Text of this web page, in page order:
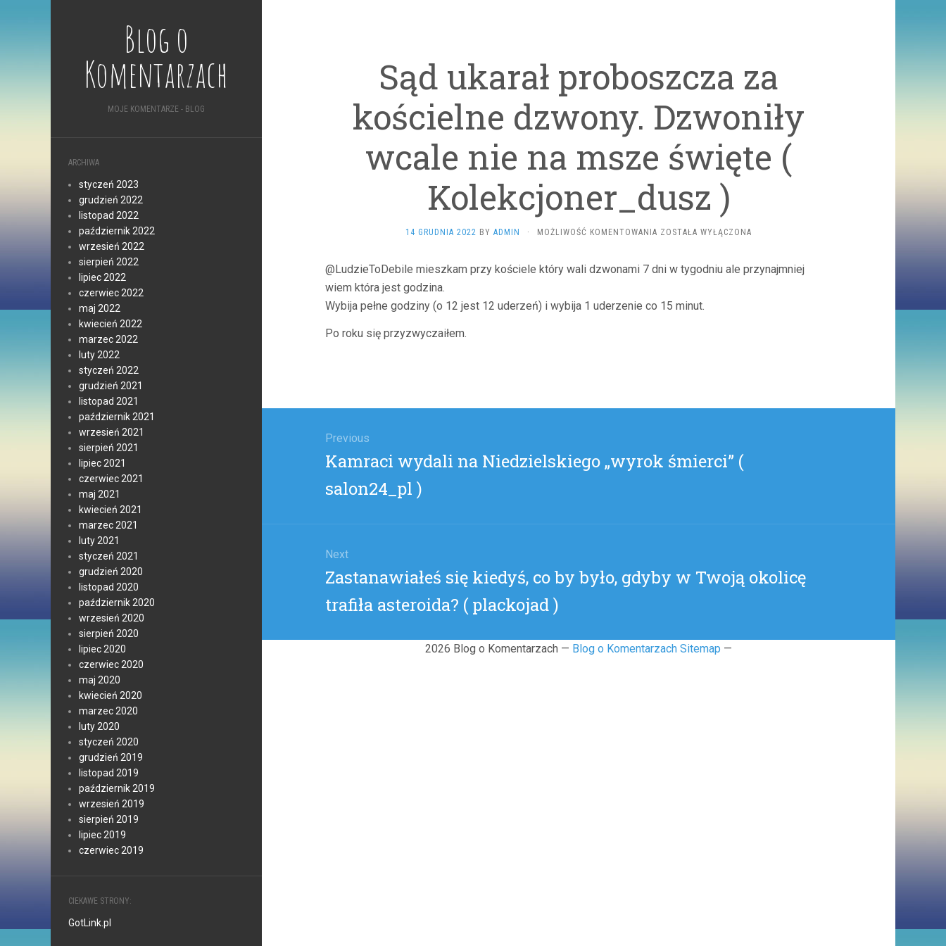
Blog o
Komentarzach
MOJE KOMENTARZE - BLOG
ARCHIWA
styczeń 2023
grudzień 2022
listopad 2022
październik 2022
wrzesień 2022
sierpień 2022
lipiec 2022
czerwiec 2022
maj 2022
kwiecień 2022
marzec 2022
luty 2022
styczeń 2022
grudzień 2021
listopad 2021
październik 2021
wrzesień 2021
sierpień 2021
lipiec 2021
czerwiec 2021
maj 2021
kwiecień 2021
marzec 2021
luty 2021
styczeń 2021
grudzień 2020
listopad 2020
październik 2020
wrzesień 2020
sierpień 2020
lipiec 2020
czerwiec 2020
maj 2020
kwiecień 2020
marzec 2020
luty 2020
styczeń 2020
grudzień 2019
listopad 2019
październik 2019
wrzesień 2019
sierpień 2019
lipiec 2019
czerwiec 2019
CIEKAWE STRONY:
GotLink.pl
Sąd ukarał proboszcza za
kościelne dzwony. Dzwoniły
wcale nie na msze święte (
Kolekcjoner_dusz )
14 GRUDNIA 2022 BY ADMIN · MOŻLIWOŚĆ KOMENTOWANIA SĄD
ZA
DZWONIŁY
ZOSTAŁA WYŁĄCZONA
@LudzieToDebile mieszkam przy kościele który wali dzwonami 7 dni w tygodniu ale przynajmniej
wiem która jest godzina.
Wybija pełne godziny (o 12 jest 12 uderzeń) i wybija 1 uderzenie co 15 minut.
Po roku się przyzwyczaiłem.
Previous
Previous
Kamraci wydali na Niedzielskiego „wyrok śmierci” (
salon24_pl )
Next
Next
Zastanawiałeś się kiedyś, co by było, gdyby w Twoją okolicę
trafiła asteroida? ( plackojad )
2026 Blog o Komentarzach — Blog o Komentarzach Sitemap —